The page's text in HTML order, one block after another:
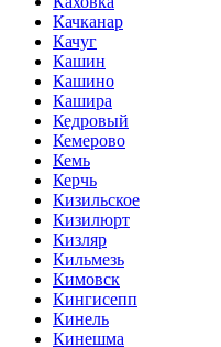
Качканар
Качуг
Кашин
Кашино
Кашира
Кедровый
Кемерово
Кемь
Керчь
Кизильское
Кизилюрт
Кизляр
Кильмезь
Кимовск
Кингисепп
Кинель
Кинешма